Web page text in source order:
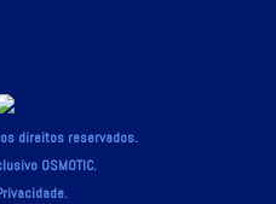
direitos reservados.
OSMOTIC.